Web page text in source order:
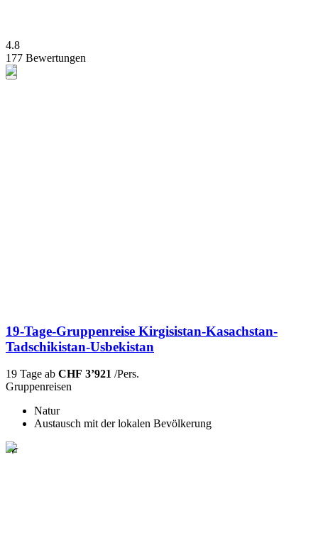
4.8
177 Bewertungen
19-Tage-Gruppenreise Kirgisistan-Kasachstan-
Tadschikistan-Usbekistan
19 Tage ab CHF 3’921 /Pers.
Gruppenreisen
Natur
Austausch mit der lokalen Bevölkerung